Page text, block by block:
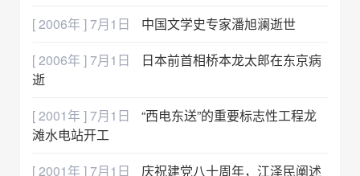
[ 2006年 ] 7月1日
中国文学史专家潘旭澜逝世
[ 2006年 ] 7月1日
日本前首相桥本龙太郎在东京病
逝
[ 2001年 ] 7月1日
“西电东送”的重要标志性工程龙
滩水电站开工
[ 2001年 ] 7月1日
庆祝建党八十周年，江泽民阐述